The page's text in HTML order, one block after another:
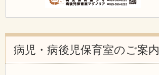
病児・病後児保育室のご案内